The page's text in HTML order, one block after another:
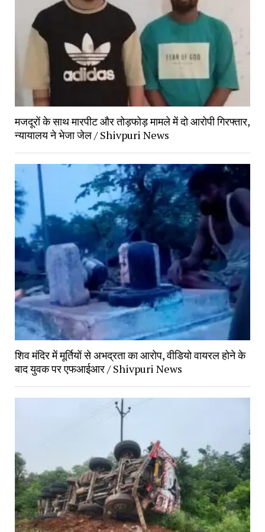
मजदूरों के साथ मारपीट और तोड़फोड़ मामले में दो आरोपी गिरफ्तार,
न्यायालय ने भेजा जेल / Shivpuri News
शिव मंदिर में मूर्तियों से अभद्रता का आरोप, वीडियो वायरल होने के
बाद युवक पर एफआईआर / Shivpuri News